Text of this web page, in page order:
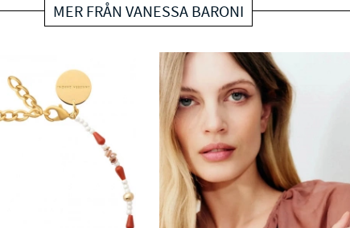
MER FRÅN VANESSA BARONI